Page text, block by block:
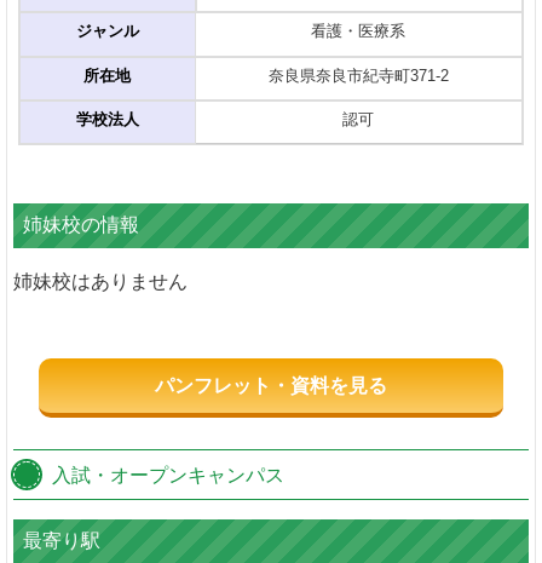
ジャンル
所在地
学校法人
看護・医療系
奈良県奈良市紀寺町371-2
認可
姉妹校の情報
姉妹校はありません
パンフレット・資料を見る
入試・オープンキャンパス
最寄り駅